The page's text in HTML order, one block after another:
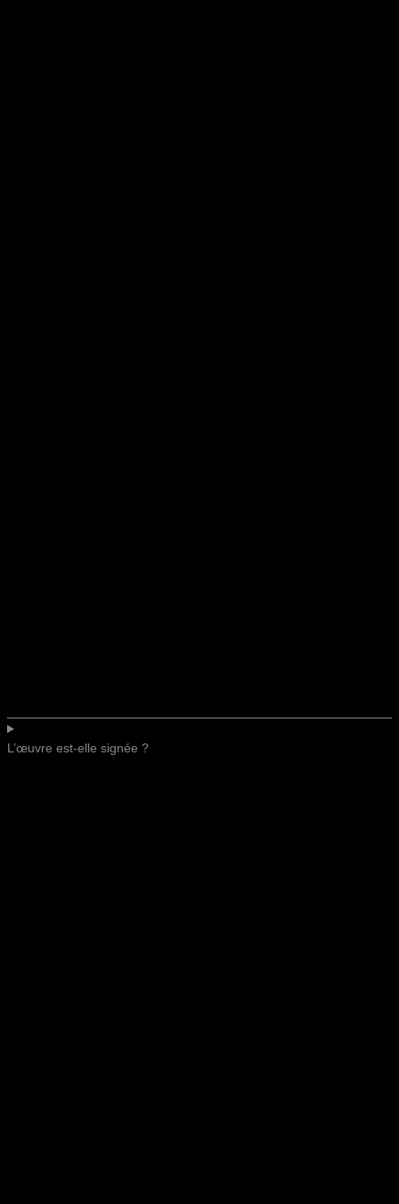
L’œuvre est-elle signée ?